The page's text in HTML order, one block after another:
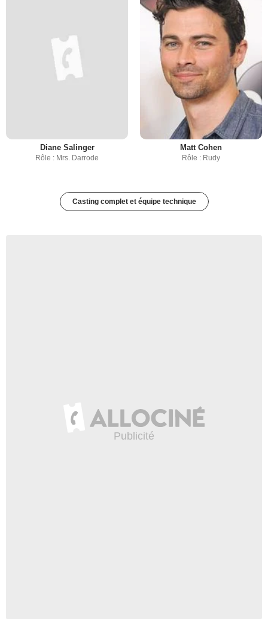
Diane Salinger
Rôle : Mrs. Darrode
Matt Cohen
Rôle : Rudy
Casting complet et équipe technique